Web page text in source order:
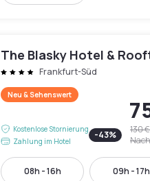
The Blasky Hotel &
Frankfurt-Süd
Neu & Sehenswert
Kostenlose Stornierung
Zahlung im Hotel
-43% 130 €
08h - 16h 09h - 17h